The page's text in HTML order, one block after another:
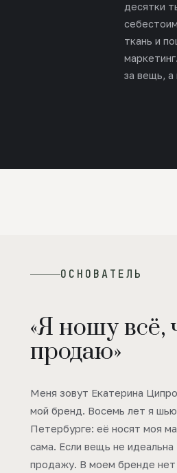
десятки
ткань и
за вещь, а
ОСНОВАТЕЛЬ
«Я ношу всё,
продаю»
Меня зовут Екатерина
мой бренд. Восемь лет я
Петербурге: её носят моя
сама. Если вещь не
продажу. В моем бренде нет